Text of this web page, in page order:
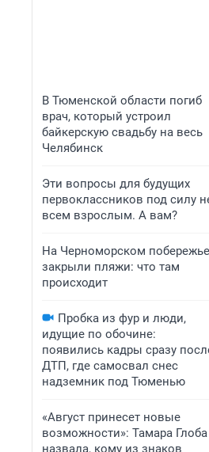
В Тюменской области погиб
врач, который устроил
байкерскую свадьбу на весь
Челябинск
Эти вопросы для будущих
первоклассников под силу
всем взрослым. А вам?
На Черноморском побережье
закрыли пляжи: что там
происходит
Пробка из фур и люди,
идущие по обочине:
появились кадры сразу
ДТП, где самосвал снес
надземник под Тюменью
«Август принесет новые
возможности»: Тамара Глоба
назвала, кому из знаков